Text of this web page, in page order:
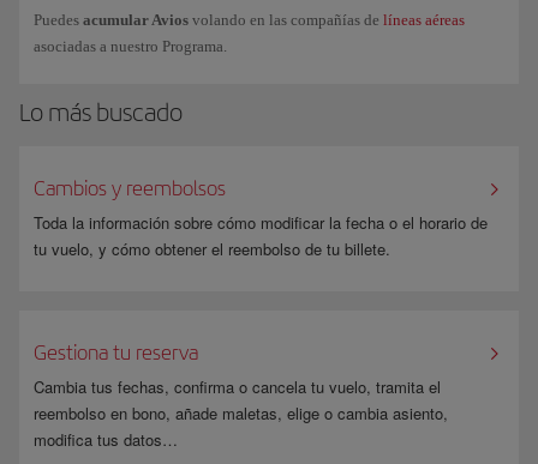
Puedes acumular Avios volando en las compañías de líneas aéreas
asociadas a nuestro Programa.
Lo más buscado
Cambios y reembolsos
Toda la información sobre cómo modificar la fecha o el horario de
tu vuelo, y cómo obtener el reembolso de tu billete.
Gestiona tu reserva
Cambia tus fechas, confirma o cancela tu vuelo, tramita el
reembolso en bono, añade maletas, elige o cambia asiento,
modifica tus datos…